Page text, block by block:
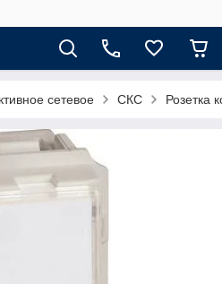
сетевое СКС Розетка